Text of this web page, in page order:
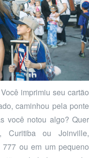
imprimiu seu cartão
caminhou pela ponte
você notou algo? Quer
Curitiba ou Joinville,
ou em um pequeno